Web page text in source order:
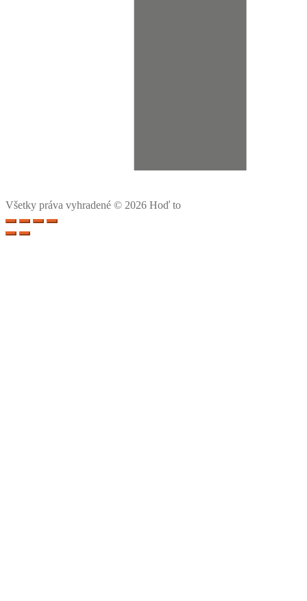
Všetky práva vyhradené © 2026 Hoď to